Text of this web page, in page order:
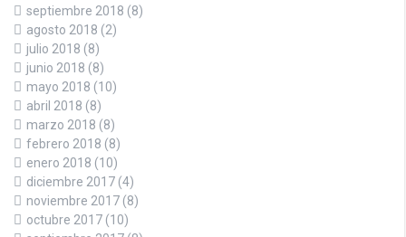
septiembre 2018 (8)
agosto 2018 (2)
julio 2018 (8)
junio 2018 (8)
mayo 2018 (10)
abril 2018 (8)
marzo 2018 (8)
febrero 2018 (8)
enero 2018 (10)
diciembre 2017 (4)
noviembre 2017 (8)
octubre 2017 (10)